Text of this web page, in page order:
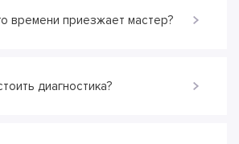
времени приезжает мастер?
диагностика?